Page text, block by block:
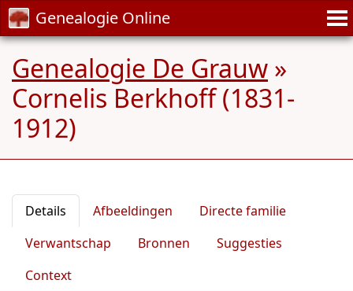
Genealogie Online
Genealogie De Grauw »
Cornelis Berkhoff (1831-
1912)
Details Afbeeldingen
Directe familie
Verwantschap
Bronnen
Suggesties
Context